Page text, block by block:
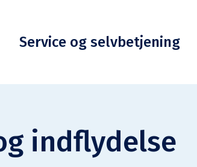
Service og selvbetjening
indflydelse